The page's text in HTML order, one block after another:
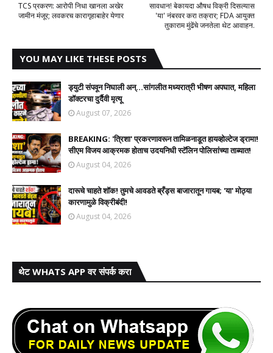
सावधान! बेकायदा औषध विक्री दिसल्यास
'या' नंबरवर करा तक्रार; FDA आयुक्त
तुकाराम मुंढेंचे जनतेला थेट आवाहन.
TCS प्रकरण: आरोपी निधा खानला अखेर
जामीन मंजूर; लवकरच कारागृहाबाहेर येणार
YOU MAY LIKE THESE POSTS
ड्युटी संपवून निघाली अन्...सांगलीत मध्यरात्री भीषण अपघात, महिला
डॉक्टरचा दुर्दैवी मृत्यू
August 07, 2026
BREAKING: 'त्रिशा' प्रकरणावरून तामिळनाडूत हायव्होल्टेज ड्रामा!
सीएम विजय आक्रमक होताच उदयनिधी स्टॅलिन पोलिसांच्या ताब्यात!
August 04, 2026
दारूचे चाहते शॉक! तुमचे आवडते ब्रँड्स बाजारातून गायब; 'या' मोठ्या
कारणामुळे विक्रीबंदी!
August 04, 2026
थेट WHATS APP वर संपर्क करा